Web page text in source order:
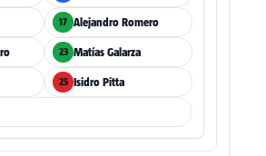
17 Alejandro Romero
23 Matías Galarza
25 Isidro Pitta